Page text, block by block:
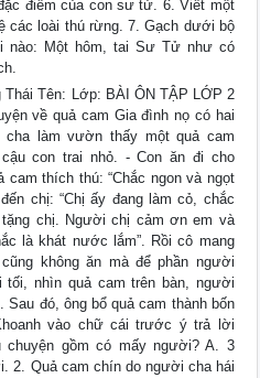
điểm của con sư tử. 6. Viết một
các loài thú rừng. 7. Gạch dưới bộ
nào: Một hôm, tai Sư Tử như có
Thái Tên: Lớp: BÀI ÔN TẬP LỚP 2
về quả cam Gia đình nọ có hai
làm vườn thấy một quả cam
con trai nhỏ. - Con ăn đi cho
cam thích thú: “Chắc ngon và ngọt
chị: “Chị ấy đang làm cỏ, chắc
tặng chị. Người chị cảm ơn em và
là khát nước lắm”. Rồi cô mang
không ăn mà để phần người
tối, nhìn quả cam trên bàn, người
Sau đó, ông bổ quả cam thành bốn
vào chữ cái trước ý trả lời
chuyện gồm có mấy người? A. 3
2. Quả cam chín do người cha hái